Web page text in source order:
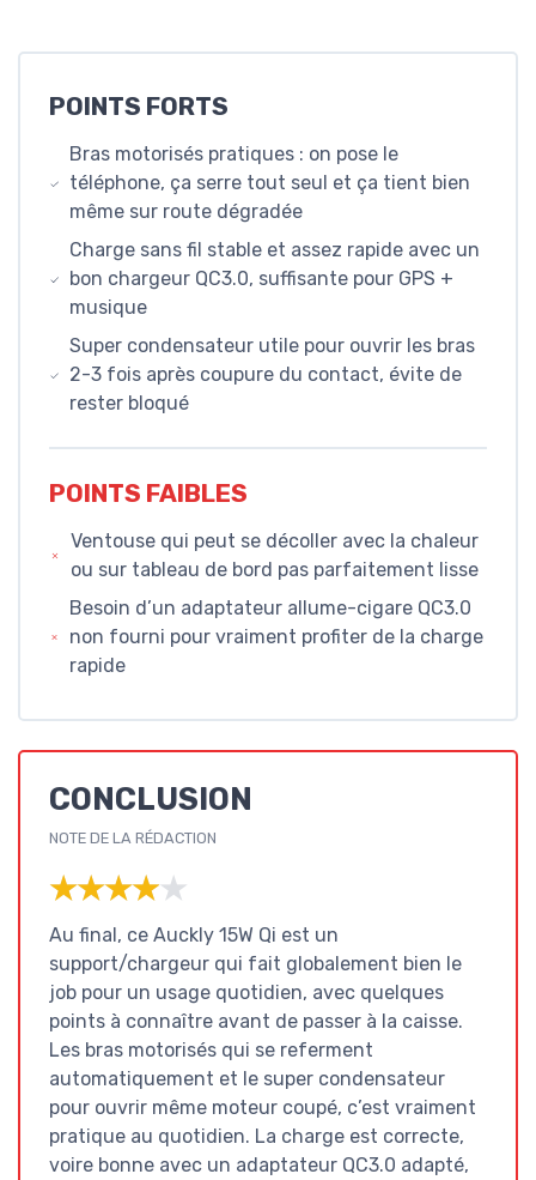
POINTS FORTS
Bras motorisés pratiques : on pose le
téléphone, ça serre tout seul et ça tient bien
même sur route dégradée
Charge sans fil stable et assez rapide avec un
bon chargeur QC3.0, suffisante pour GPS +
musique
Super condensateur utile pour ouvrir les bras
2-3 fois après coupure du contact, évite de
rester bloqué
POINTS FAIBLES
Ventouse qui peut se décoller avec la chaleur
ou sur tableau de bord pas parfaitement lisse
Besoin d’un adaptateur allume-cigare QC3.0
non fourni pour vraiment profiter de la charge
rapide
CONCLUSION
NOTE DE LA RÉDACTION
★★★★★
★★★★★
Au final, ce Auckly 15W Qi est un
support/chargeur qui fait globalement bien le
job pour un usage quotidien, avec quelques
points à connaître avant de passer à la caisse.
Les bras motorisés qui se referment
automatiquement et le super condensateur
pour ouvrir même moteur coupé, c’est vraiment
pratique au quotidien. La charge est correcte,
voire bonne avec un adaptateur QC3.0 adapté,